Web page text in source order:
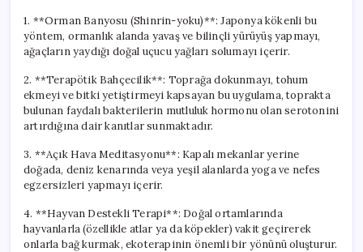
1. **Orman Banyosu (Shinrin-yoku)**: Japonya kökenli bu
yöntem, ormanlık alanda yavaş ve bilinçli yürüyüş yapmayı,
ağaçların yaydığı doğal uçucu yağları solumayı içerir.
2. **Terapötik Bahçecilik**: Toprağa dokunmayı, tohum
ekmeyi ve bitki yetiştirmeyi kapsayan bu uygulama, toprakta
bulunan faydalı bakterilerin mutluluk hormonu olan serotonini
artırdığına dair kanıtlar sunmaktadır.
3. **Açık Hava Meditasyonu**: Kapalı mekanlar yerine
doğada, deniz kenarında veya yeşil alanlarda yoga ve nefes
egzersizleri yapmayı içerir.
4. **Hayvan Destekli Terapi**: Doğal ortamlarında
hayvanlarla (özellikle atlar ya da köpekler) vakit geçirerek
onlarla bağ kurmak, ekoterapinin önemli bir yönünü oluşturur.